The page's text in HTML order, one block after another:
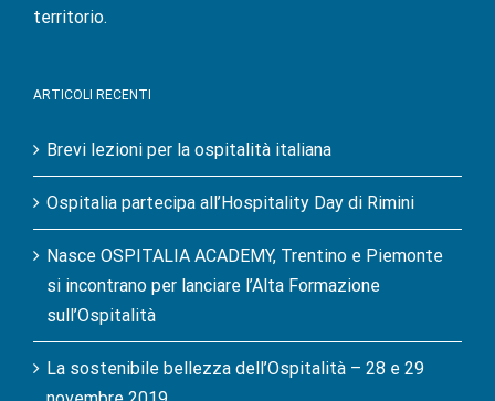
territorio.
ARTICOLI RECENTI
Brevi lezioni per la ospitalità italiana
Ospitalia partecipa all’Hospitality Day di Rimini
Nasce OSPITALIA ACADEMY, Trentino e Piemonte
si incontrano per lanciare l’Alta Formazione
sull’Ospitalità
La sostenibile bellezza dell’Ospitalità – 28 e 29